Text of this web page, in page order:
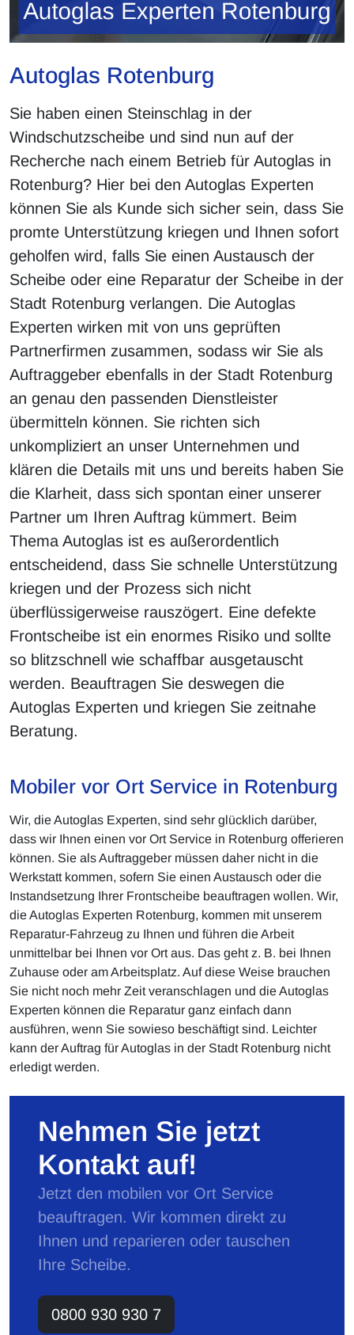
Autoglas Rotenburg
Sie haben einen Steinschlag in der
Windschutzscheibe und sind nun auf der
Recherche nach einem Betrieb für Autoglas in
Rotenburg? Hier bei den Autoglas Experten
können Sie als Kunde sich sicher sein, dass Sie
promte Unterstützung kriegen und Ihnen sofort
geholfen wird, falls Sie einen Austausch der
Scheibe oder eine Reparatur der Scheibe in der
Stadt Rotenburg verlangen. Die Autoglas
Experten wirken mit von uns geprüften
Partnerfirmen zusammen, sodass wir Sie als
Auftraggeber ebenfalls in der Stadt Rotenburg
an genau den passenden Dienstleister
übermitteln können. Sie richten sich
unkompliziert an unser Unternehmen und
klären die Details mit uns und bereits haben Sie
die Klarheit, dass sich spontan einer unserer
Partner um Ihren Auftrag kümmert. Beim
Thema Autoglas ist es außerordentlich
entscheidend, dass Sie schnelle Unterstützung
kriegen und der Prozess sich nicht
überflüssigerweise rauszögert. Eine defekte
Frontscheibe ist ein enormes Risiko und sollte
so blitzschnell wie schaffbar ausgetauscht
werden. Beauftragen Sie deswegen die
Autoglas Experten und kriegen Sie zeitnahe
Beratung.
Mobiler vor Ort Service in Rotenburg
Wir, die Autoglas Experten, sind sehr glücklich darüber,
dass wir Ihnen einen vor Ort Service in Rotenburg offerieren
können. Sie als Auftraggeber müssen daher nicht in die
Werkstatt kommen, sofern Sie einen Austausch oder die
Instandsetzung Ihrer Frontscheibe beauftragen wollen. Wir,
die Autoglas Experten Rotenburg, kommen mit unserem
Reparatur-Fahrzeug zu Ihnen und führen die Arbeit
unmittelbar bei Ihnen vor Ort aus. Das geht z. B. bei Ihnen
Zuhause oder am Arbeitsplatz. Auf diese Weise brauchen
Sie nicht noch mehr Zeit veranschlagen und die Autoglas
Experten können die Reparatur ganz einfach dann
ausführen, wenn Sie sowieso beschäftigt sind. Leichter
kann der Auftrag für Autoglas in der Stadt Rotenburg nicht
erledigt werden.
Nehmen Sie jetzt
Kontakt auf!
Jetzt den mobilen vor Ort Service
beauftragen. Wir kommen direkt zu
Ihnen und reparieren oder tauschen
Ihre Scheibe.
0800 930 930 7